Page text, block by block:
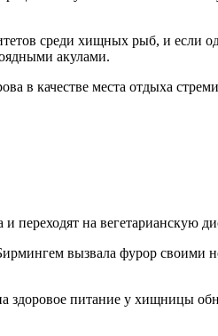
среди хищных рыб, и если
акулами.
в качестве места отдыха
переходят на вегетарианскую
вызвала фурор своими
питание у хищницы